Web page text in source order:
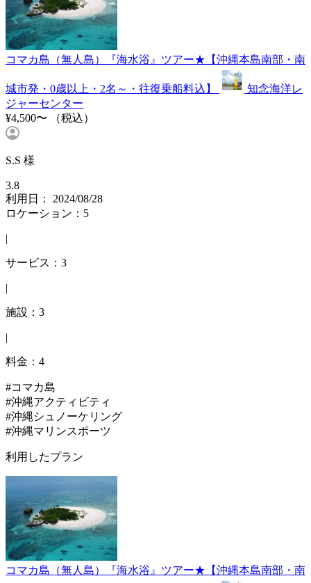
コマカ島（無人島）『海水浴』ツアー★【沖縄本島南部・南
城市発・0歳以上・2名～・往復乗船料込】
知念海洋レ
ジャーセンター
¥4,500〜
（税込）
S.S 様
3.8
利用日： 2024/08/28
ロケーション：5
|
サービス：3
|
施設：3
|
料金：4
#コマカ島
#沖縄アクティビティ
#沖縄シュノーケリング
#沖縄マリンスポーツ
利用したプラン
コマカ島（無人島）『海水浴』ツアー★【沖縄本島南部・南